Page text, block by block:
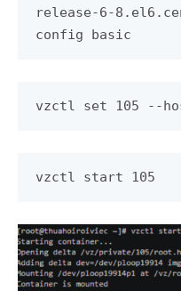
release-6-
config basic
vzctl set 105 --
vzctl start 105